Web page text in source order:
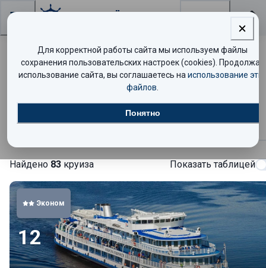
Теплоход «Капитан Пушкарев» —
расписание круизов и цены
Найдено 83 круиза Показать таблицей
Эконом
12
Для корректной работы сайта мы используем файлы
сохранения пользовательских настроек (cookies). Продолжая
использование сайта, вы соглашаетесь на использование
файлов
Понятно